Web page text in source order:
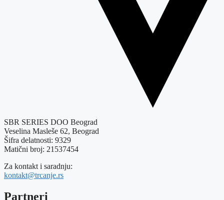
SBR SERIES DOO Beograd
Veselina Masleše 62, Beograd
Šifra delatnosti: 9329
Matični broj: 21537454
Za kontakt i saradnju:
kontakt@trcanje.rs
Partneri